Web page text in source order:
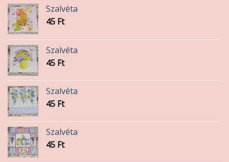
választhatók
ki
Szalvéta
45 Ft
Szalvéta
45 Ft
Szalvéta
45 Ft
Szalvéta
45 Ft